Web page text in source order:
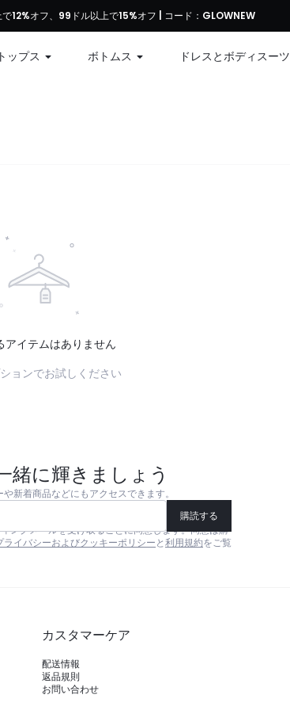
12%オフ、99ドル以上で15%オフ | コード：GLOWNEW
以上のご注文で送料無料
トップス ボトムス ドレスとボディスーツ
アイテムはありません
ョンでお試しください
緒に輝きましょう
新着商品などにもアクセスできます。
購読する
ングメールを受け取ることに同意します。同意は購
ライバシーおよびクッキーポリシー と 利用規約をご覧
カスタマーケア
配送情報
返品規則
お問い合わせ